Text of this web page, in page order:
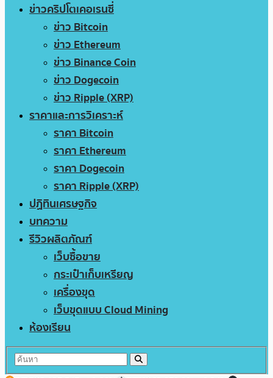
ข่าวคริปโตเคอเรนซี่
ข่าว Bitcoin
ข่าว Ethereum
ข่าว Binance Coin
ข่าว Dogecoin
ข่าว Ripple (XRP)
ราคาและการวิเคราะห์
ราคา Bitcoin
ราคา Ethereum
ราคา Dogecoin
ราคา Ripple (XRP)
ปฏิทินเศรษฐกิจ
บทความ
รีวิวผลิตภัณฑ์
เว็บซื้อขาย
กระเป๋าเก็บเหรียญ
เครื่องขุด
เว็บขุดแบบ Cloud Mining
ห้องเรียน